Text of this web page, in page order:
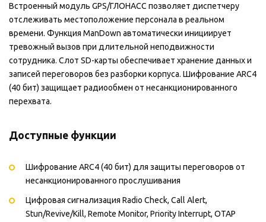
Встроенный модуль GPS/ГЛОНАСС позволяет диспетчеру
отслеживать местоположение персонала в реальном
времени. Функция ManDown автоматически инициирует
тревожный вызов при длительной неподвижности
сотрудника. Слот SD-карты обеспечивает хранение данных и
записей переговоров без разборки корпуса. Шифрование ARC4
(40 бит) защищает радиообмен от несанкционированного
перехвата.
Доступные функции
Шифрование ARC4 (40 бит) для защиты переговоров от
несанкционированного прослушивания
Цифровая сигнализация Radio Check, Call Alert,
Stun/Revive/Kill, Remote Monitor, Priority Interrupt, OTAP